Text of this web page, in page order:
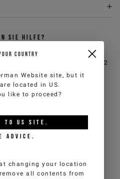
SIE HILFE?
von iceberg.com per E-Mail
, wir antworten innerhalb von 2
(Mo-Fr).
COUNTRY
Website site, but it
located in US.
like to proceed?
TO US SITE.
ADVICE.
changing your location
all contents from